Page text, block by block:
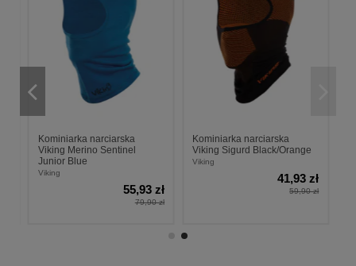
Kominiarka narciarska
Viking Merino Sentinel
Junior Blue
Viking
55,93 zł
79,90 zł
Kominiarka narciarska
Viking Sigurd Black/Orange
Viking
41,93 zł
59,90 zł